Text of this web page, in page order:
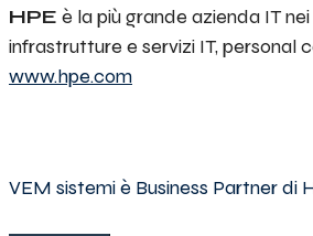
HPE è la più grande azienda IT
infrastrutture e servizi IT, personal
www.hpe.com
VEM sistemi è Business Partner di